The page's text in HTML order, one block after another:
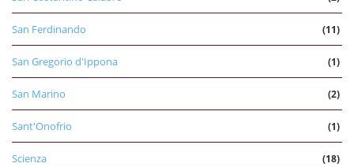
San Ferdinando (11)
San Gregorio d'Ippona (1)
San Marino (2)
Sant'Onofrio (1)
Scienza (18)